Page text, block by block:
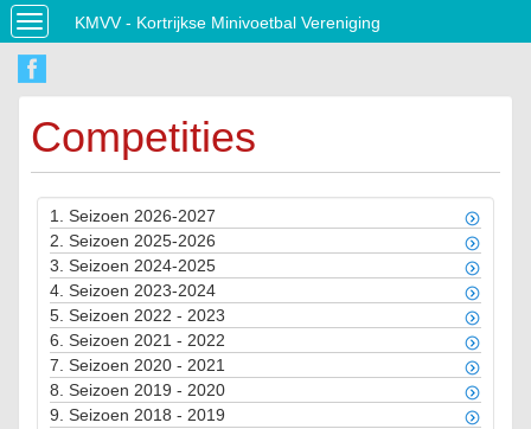
Toggle
navigation
KMVV - Kortrijkse Minivoetbal Vereniging
Competities
1. Seizoen 2026-2027
2. Seizoen 2025-2026
3. Seizoen 2024-2025
4. Seizoen 2023-2024
5. Seizoen 2022 - 2023
6. Seizoen 2021 - 2022
7. Seizoen 2020 - 2021
8. Seizoen 2019 - 2020
9. Seizoen 2018 - 2019